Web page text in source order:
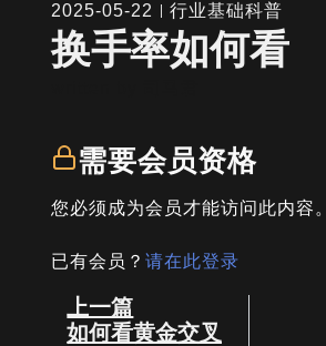
2025-05-22 行业基础科普
换手率如何看
需要会员资格
您必须成为会员才能访问此内容。
已有会员？ 请在此登录
Prev
上一篇
如何看黄金交叉